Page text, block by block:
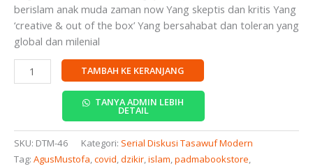
berislam anak muda zaman now Yang skeptis dan kritis Yang
‘creative & out of the box’ Yang bersahabat dan toleran yang
global dan milenial
TAMBAH KE KERANJANG
TANYA ADMIN LEBIH
DETAIL
SKU: DTM-46 Kategori: Serial Diskusi Tasawuf Modern
Tag: AgusMustofa,covid,dzikir,islam,padmabookstore,